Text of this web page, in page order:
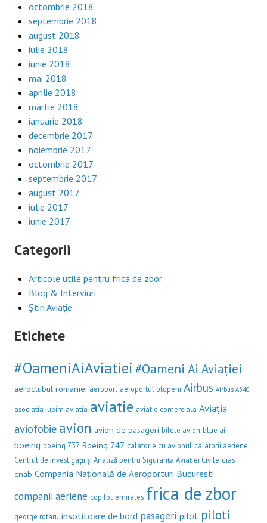
octombrie 2018
septembrie 2018
august 2018
iulie 2018
iunie 2018
mai 2018
aprilie 2018
martie 2018
ianuarie 2018
decembrie 2017
noiembrie 2017
octombrie 2017
septembrie 2017
august 2017
iulie 2017
iunie 2017
Categorii
Articole utile pentru frica de zbor
Blog & Interviuri
Știri Aviație
Etichete
#OameniAiAviatiei #Oameni Ai Aviației
aeroclubul romaniei aeroport aeroportul otopeni Airbus Airbus A340
asociatia iubim aviatia aviatie aviatie comerciala Aviația
aviofobie avion avion de pasageri bilete avion blue air
boeing boeing 737 Boeing 747 calatorie cu avionul calatorii aeriene
Centrul de Investigații și Analiză pentru Siguranța Aviației Civile cias
cnab Compania Națională de Aeroporturi București
companii aeriene copilot emirates frica de zbor
george rotaru insotitoare de bord pasageri pilot piloti